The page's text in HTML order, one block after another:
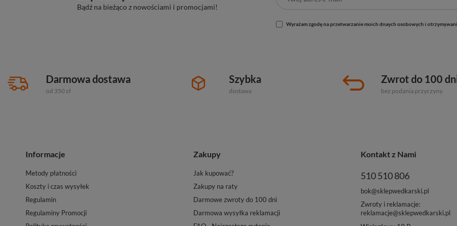
Bądź na bieżąco z nowościami i promocjami!
Wyrażam zgodę na przetwarzanie moich dnaych osobowych i
Darmowa dostawa
od 350 zł
Szybka
dostawa
Zwrot do 100
bez podania przyczyny
Informacje
Metody płatności
Koszty i czas wysyłek
Regulamin
Regulaminy Promocji
Zakupy
Jak kupować?
Zakupy na raty
Darmowe zwroty do 100 dni
Darmowa wysyłka reklamacji
Kontakt z Nami
510 510 806
bok@sklepwedkarski.pl
Zwroty i reklamacje:
reklamacje@sklepwedkarski.pl